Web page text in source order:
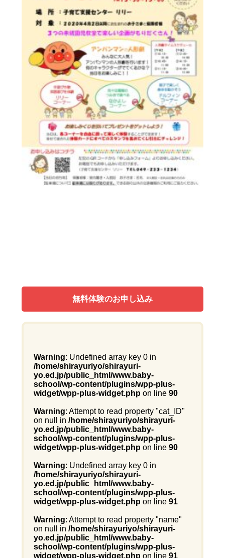
無料体験のお申し込み
Warning: Undefined array key 0 in
/home/shirayuriyo/shirayuri-
yo.ed.jp/public_html/www.baby-
school/wp-content/plugins/wpp-plus-
widget/wpp-plus-widget.phpon line 90
Warning: Attempt to read property "cat_ID"
on null in /home/shirayuriyo/shirayuri-
yo.ed.jp/public_html/www.baby-
school/wp-content/plugins/wpp-plus-
widget/wpp-plus-widget.phpon line 90
Warning: Undefined array key 0 in
/home/shirayuriyo/shirayuri-
yo.ed.jp/public_html/www.baby-
school/wp-content/plugins/wpp-plus-
widget/wpp-plus-widget.phpon line 91
Warning: Attempt to read property "name"
on null in /home/shirayuriyo/shirayuri-
yo.ed.jp/public_html/www.baby-
school/wp-content/plugins/wpp-plus-
widget/wpp-plus-widget.phpon line 91